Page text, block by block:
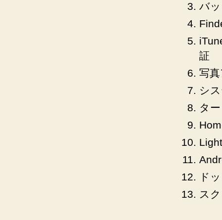
バ
証
写
シ
タ
ド
ス